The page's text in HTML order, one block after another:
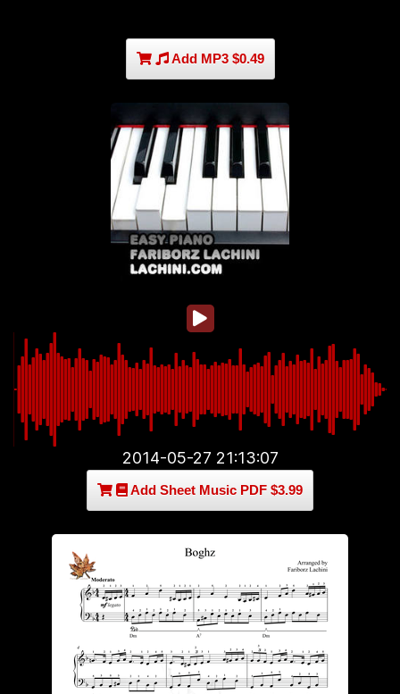
Add MP3 $0.49
2014-05-27 21:13:07
Add Sheet Music PDF $3.99